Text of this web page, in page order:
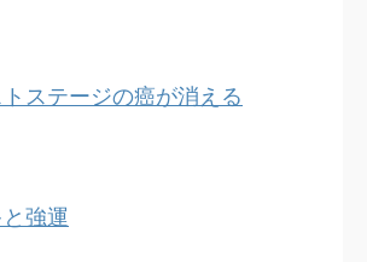
ステージの癌が消える
強運